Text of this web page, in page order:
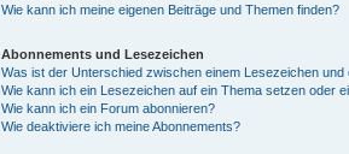
Wie kann ich meine eigenen Beiträge und Themen finden?
Abonnements und Lesezeichen
Was ist der Unterschied zwischen einem Lesezeichen
Wie kann ich ein Lesezeichen auf ein Thema setzen oder
Wie kann ich ein Forum abonnieren?
Wie deaktiviere ich meine Abonnements?